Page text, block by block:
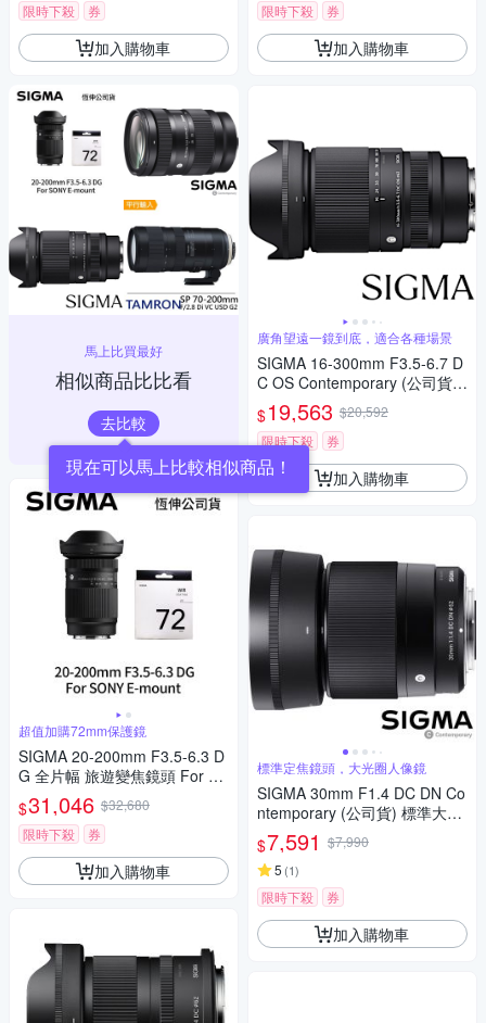
限時下殺
券
加入購物車
馬上比買最好
相似商品比比看
去比較
現在可以馬上比較相似商品！
超值加購72mm保護鏡
SIGMA 20-200mm F3.5-6.3 D
G 全片幅 旅遊變焦鏡頭 For S
ONY E-mount + SIGMA WR U
V 72mm 最頂級保護鏡 (公司
貨)
$31,046 $32,680
限時下殺
券
加入購物車
限時下殺 券
加入購物車
廣角望遠一鏡到底，適合各種場景
SIGMA 16-300mm F3.5-6.7 D
C OS Contemporary (公司貨)
廣角變焦鏡頭 旅遊鏡 APS-C 無
反微單眼鏡頭
$19,563 $20,592
限時下殺
券
加入購物車
標準定焦鏡頭，大光圈人像鏡
SIGMA 30mm F1.4 DC DN Co
ntemporary (公司貨) 標準大光
圈定焦鏡頭 人像鏡 APS-C 無反
微單眼專用鏡頭
$7,591 $7,990
5 (1)
限時下殺 券
加入購物車